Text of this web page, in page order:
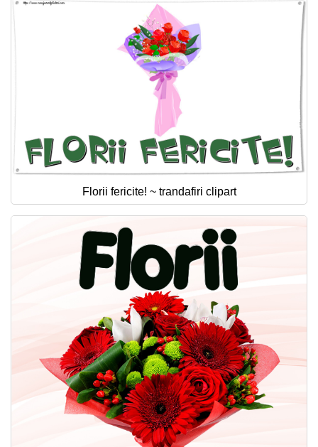
Florii fericite! ~ trandafiri clipart